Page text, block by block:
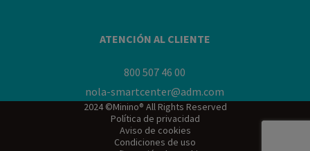
ATENCIÓN AL CLIENTE
800 507 46 00
nola-smartcenter@adm.com
2024 ©Minino® All Rights Reserved
Política de privacidad
Aviso de cookies
Condiciones de uso